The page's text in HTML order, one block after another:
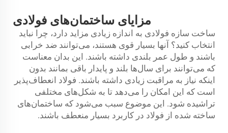
مزایای ساختمان‌های فولادی
ساخت سازه فولادی به اندازه زیادی مزاید دارد، چرا نباید
انتخاب کنید؟ آنها بسیار قوی هستند، می‌توانند ضد خرابی
باشند و طول عمر بلندی داشته باشند. این بدان معناست
که می‌توانند برای سال‌ها بلند و پایدار باقی بمانند بدون
اینکه نیاز به مراقبت زیادی داشته باشند. فولاد انعطاف‌پذیر
است که این امکان را می‌دهد تا به شکل‌های مختلفی
تراشیده شود. این موضوع سبب می‌شود که ساختمان‌های
ساخته شده از فولاد در کاربرد بسیار منعطف باشند.